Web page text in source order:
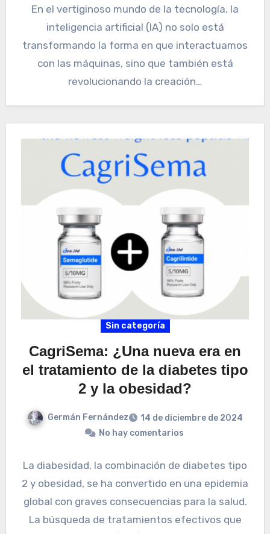
En el vertiginoso mundo de la tecnología, la
inteligencia artificial (IA) no solo está
transformando la forma en que interactuamos
con las máquinas, sino que también está
revolucionando la creación…
Sin categoría
CagriSema: ¿Una nueva era en
el tratamiento de la diabetes tipo
2 y la obesidad?
Germán Fernández
14 de diciembre de 2024
No hay comentarios
La diabesidad, la combinación de diabetes tipo
2 y obesidad, se ha convertido en una epidemia
global con graves consecuencias para la salud.
La búsqueda de tratamientos efectivos que